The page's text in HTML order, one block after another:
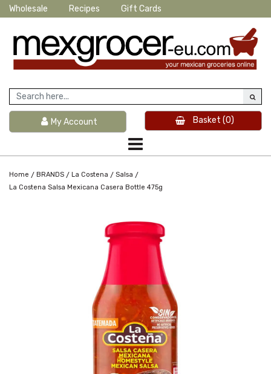
Wholesale Recipes Gift Cards
My Account Basket (0)
Home / BRANDS / La Costena / Salsa /
La Costena Salsa Mexicana Casera Bottle 475g